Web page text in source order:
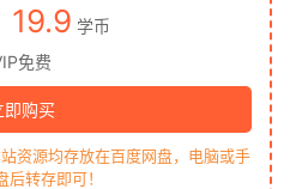
19.9 学币
免费
即购买
资源均存放在百度网盘，电脑或手
转存即可！